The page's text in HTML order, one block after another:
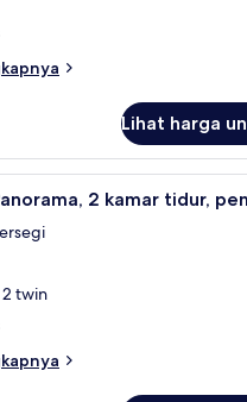
Lihat harga
Seprai
2 kamar tidur,
2 twin